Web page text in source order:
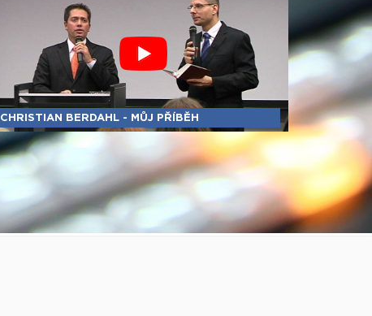
CHRISTIAN BERDAHL - MŮJ PŘÍBĚH